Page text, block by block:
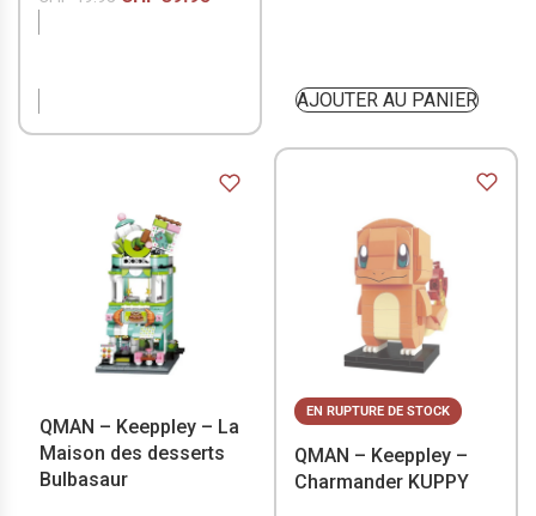
AJOUTER AU PANIER
QMAN – Keeppley – La
Maison des desserts
Bulbasaur
EN RUPTURE DE STOCK
QMAN – Keeppley –
Charmander KUPPY